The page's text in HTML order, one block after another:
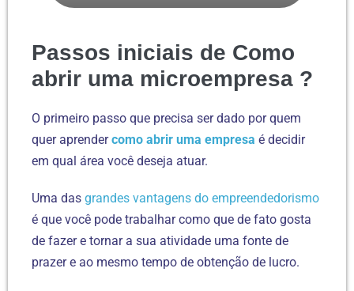
Passos iniciais de Como
abrir uma microempresa ?
O primeiro passo que precisa ser dado por quem
quer aprendercomo abrir uma empresa é decidir
em qual área você deseja atuar.
Uma das grandes vantagens do empreendedorismo
é que você pode trabalhar como que de fato gosta
de fazer e tornar a sua atividade uma fonte de
prazer e ao mesmo tempo de obtenção de lucro.